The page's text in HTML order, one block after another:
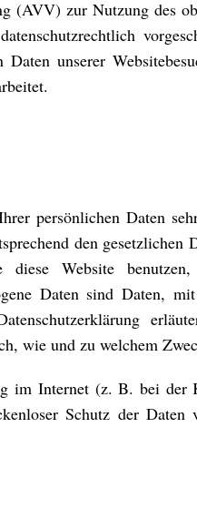
(AVV) zur Nutzung des
unserer
persönlichen Daten
den gesetzlichen
Website benutzen,
Daten sind Daten,
wie und zu welchem
im Internet (z. B. bei der
Schutz der